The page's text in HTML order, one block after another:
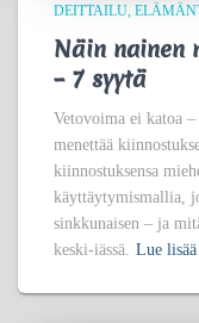
DEITTAILU
Näin nainen
– 7 syytä
Vetovoima ei katoa
menettää
kiinnostuksensa
käyttäytymismallia,
sinkkunaisen – ja
keski-iässä.
Lue lisää